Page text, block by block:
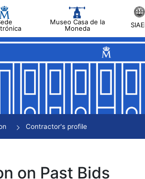
Museo Casa de la
Moneda
Contractor's profile
on Past Bids